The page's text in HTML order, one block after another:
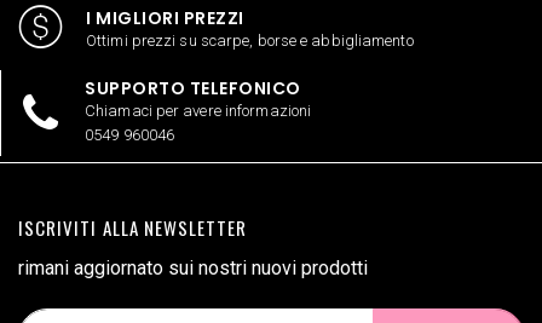
I MIGLIORI PREZZI
Ottimi prezzi su scarpe, borse e abbigliamento
SUPPORTO TELEFONICO
Chiamaci per avere informazioni
0549 960046
ISCRIVITI ALLA NEWSLETTER
rimani aggiornato sui nostri nuovi prodotti